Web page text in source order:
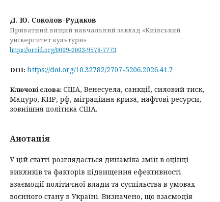
Д. Ю. Соколов-Рудаков
Приватний вищий навчальний заклад «Київський
університет культури»
https://orcid.org/0009-0003-9578-7773
DOI: https://doi.org/10.32782/2707-5206.2026.41.7
Ключові слова: США, Венесуела, санкції, силовий тиск,
Мадуро, КНР, рф, міграційна криза, нафтові ресурси,
зовнішня політика США.
Анотація
У цій статті розглядається динаміка змін в оцінці
викликів та факторів підвищення ефективності
взаємодії політичної влади та суспільства в умовах
воєнного стану в Україні. Визначено, що взаємодія